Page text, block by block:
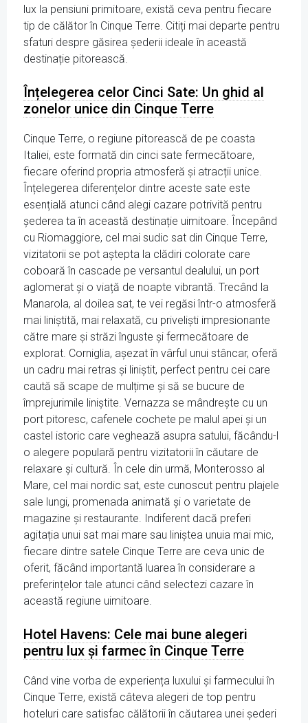
lux la pensiuni primitoare, există ceva pentru fiecare
tip de călător în Cinque Terre. Citiți mai departe pentru
sfaturi despre găsirea șederii ideale în această
destinație pitorească.
Înțelegerea celor Cinci Sate: Un ghid al
zonelor unice din Cinque Terre
Cinque Terre, o regiune pitorească de pe coasta
Italiei, este formată din cinci sate fermecătoare,
fiecare oferind propria atmosferă și atracții unice.
Înțelegerea diferențelor dintre aceste sate este
esențială atunci când alegi cazare potrivită pentru
șederea ta în această destinație uimitoare. Începând
cu Riomaggiore, cel mai sudic sat din Cinque Terre,
vizitatorii se pot aștepta la clădiri colorate care
coboară în cascade pe versantul dealului, un port
aglomerat și o viață de noapte vibrantă. Trecând la
Manarola, al doilea sat, te vei regăsi într-o atmosferă
mai liniștită, mai relaxată, cu priveliști impresionante
către mare și străzi înguste și fermecătoare de
explorat. Corniglia, așezat în vârful unui stâncar, oferă
un cadru mai retras și liniștit, perfect pentru cei care
caută să scape de mulțime și să se bucure de
împrejurimile liniștite. Vernazza se mândrește cu un
port pitoresc, cafenele cochete pe malul apei și un
castel istoric care veghează asupra satului, făcându-l
o alegere populară pentru vizitatorii în căutare de
relaxare și cultură. În cele din urmă, Monterosso al
Mare, cel mai nordic sat, este cunoscut pentru plajele
sale lungi, promenada animată și o varietate de
magazine și restaurante. Indiferent dacă preferi
agitația unui sat mai mare sau liniștea unuia mai mic,
fiecare dintre satele Cinque Terre are ceva unic de
oferit, făcând importantă luarea în considerare a
preferințelor tale atunci când selectezi cazare în
această regiune uimitoare.
Hotel Havens: Cele mai bune alegeri
pentru lux și farmec în Cinque Terre
Când vine vorba de experiența luxului și farmecului în
Cinque Terre, există câteva alegeri de top pentru
hoteluri care satisfac călătorii în căutarea unei șederi